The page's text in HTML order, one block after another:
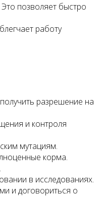
позволяет быстро
работу
разрешение на
и контроля
мутациям.
корма.
в исследованиях.
и договориться о